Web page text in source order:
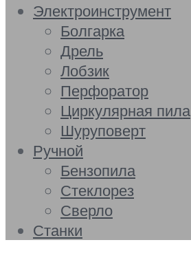
Электроинструмент
Болгарка
Дрель
Лобзик
Перфоратор
Циркулярная пила
Шуруповерт
Ручной
Бензопила
Стеклорез
Сверло
Станки